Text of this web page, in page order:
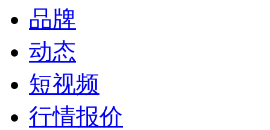
品牌
动态
短视频
行情报价